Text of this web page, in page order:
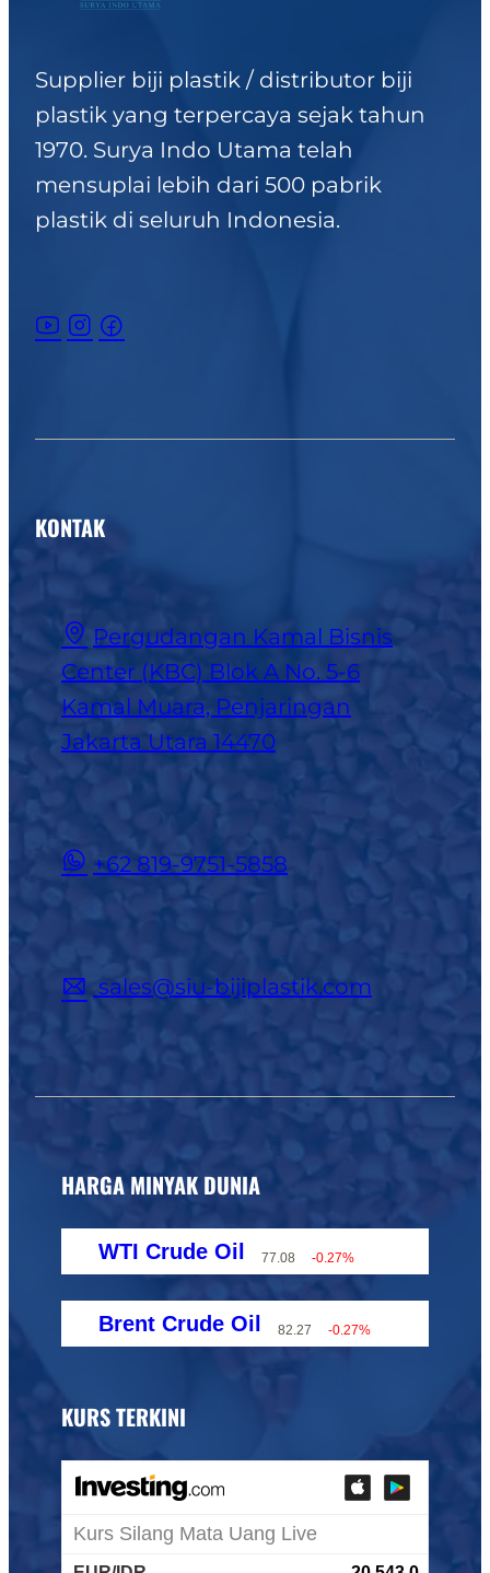
Supplier biji plastik / distributor biji
plastik yang terpercaya sejak tahun
1970. Surya Indo Utama telah
mensuplai lebih dari 500 pabrik
plastik di seluruh Indonesia.
KONTAK
Pergudangan Kamal Bisnis
Center (KBC) Blok A No. 5-6
Kamal Muara, Penjaringan
Jakarta Utara 14470
+62 819-9751-5858
sales@siu-bijiplastik.com
HARGA MINYAK DUNIA
WTI Crude Oil 77.08 -0.27%
Brent Crude Oil 82.27 -0.27%
KURS TERKINI